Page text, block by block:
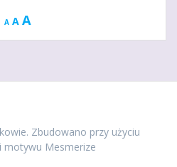
A Decrease
A Reset
A
Zbudowano przy użyciu
motywu Mesmerize